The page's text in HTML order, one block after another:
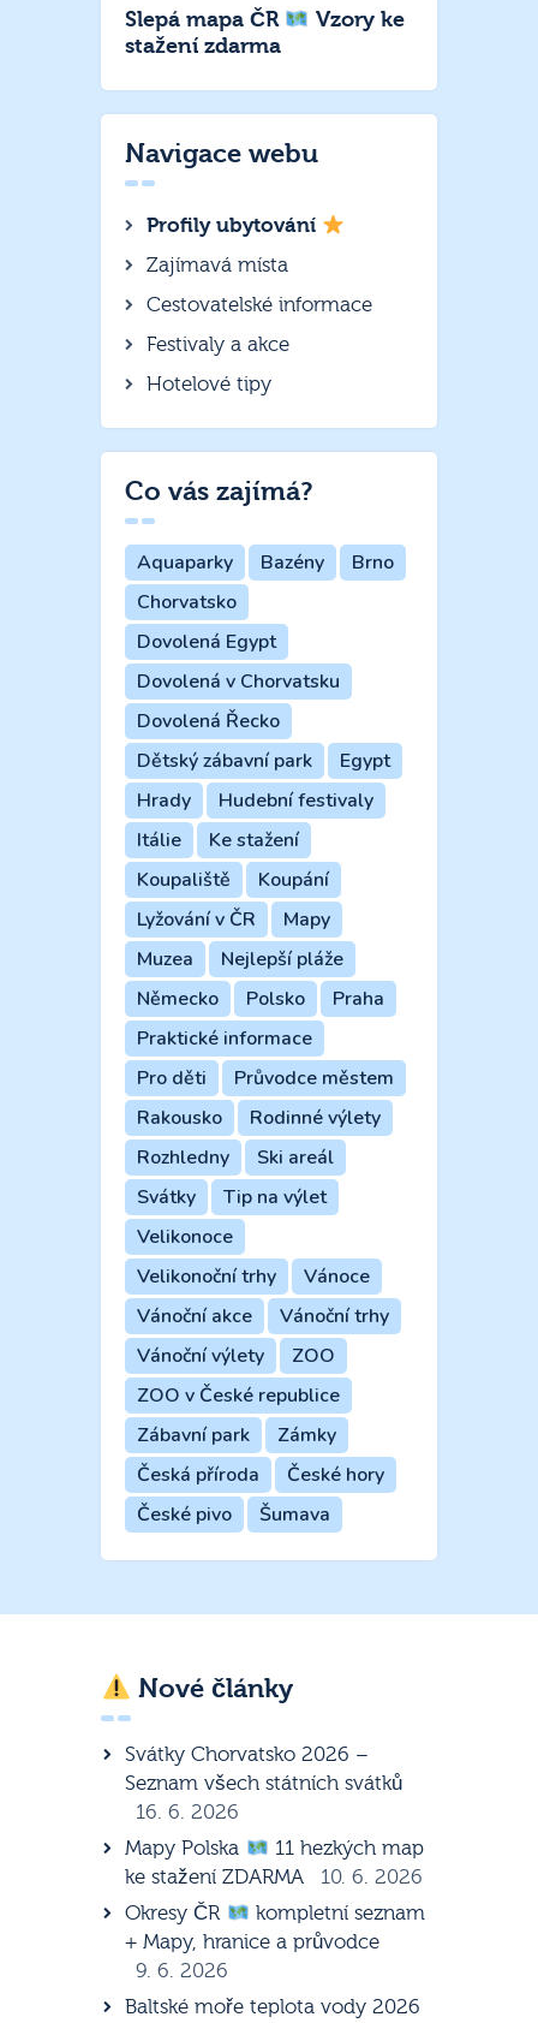
Slepá mapa ČR
Vzory ke
stažení zdarma
Navigace webu
Profily ubytování
Zajímavá místa
Cestovatelské informace
Festivaly a akce
Hotelové tipy
Co vás zajímá?
Aquaparky Bazény
Brno
Chorvatsko
Dovolená Egypt
Dovolená v Chorvatsku
Dovolená Řecko
Dětský zábavní park
Egypt
Hrady
Hudební festivaly
Itálie
Ke stažení
Koupaliště
Koupání
Lyžování v ČR
Mapy
Muzea
Nejlepší pláže
Německo
Polsko
Praha
Praktické informace
Pro děti
Průvodce městem
Rakousko
Rodinné výlety
Rozhledny
Ski areál
Svátky
Tip na výlet
Velikonoce
Velikonoční trhy
Vánoce
Vánoční akce
Vánoční trhy
Vánoční výlety
ZOO
ZOO v České republice
Zábavní park
Zámky
Česká příroda
České hory
České pivo
Šumava
Nové články
Svátky Chorvatsko 2026 –
Seznam všech státních svátků
16. 6. 2026
Mapy Polska
11 hezkých map
ke stažení ZDARMA
10. 6. 2026
Okresy ČR
kompletní seznam
+ Mapy, hranice a průvodce
9. 6. 2026
Baltské moře teplota vody 2026